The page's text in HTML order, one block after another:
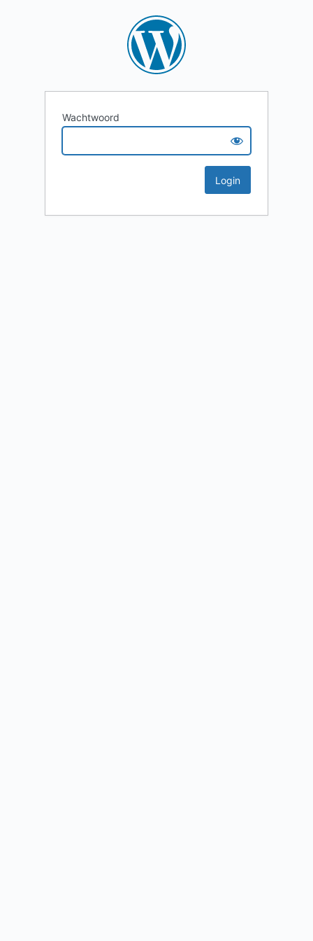
Wachtwoord